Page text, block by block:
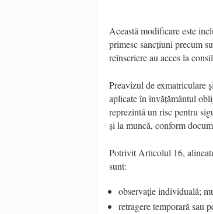
Această modificare este
primesc sancțiuni precum
reînscriere au acces la
Preavizul de exmatriculare
aplicate în învățământul
reprezintă un risc pentru
și la muncă, conform
Potrivit Articolul 16,
sunt:
observație individuală;
retragere temporară sau